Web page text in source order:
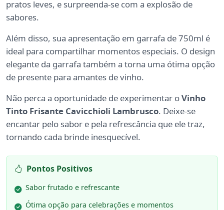
pratos leves, e surpreenda-se com a explosão de
sabores.
Além disso, sua apresentação em garrafa de 750ml é
ideal para compartilhar momentos especiais. O design
elegante da garrafa também a torna uma ótima opção
de presente para amantes de vinho.
Não perca a oportunidade de experimentar oVinho
Tinto Frisante Cavicchioli Lambrusco. Deixe-se
encantar pelo sabor e pela refrescância que ele traz,
tornando cada brinde inesquecível.
Pontos Positivos
Sabor frutado e refrescante
Ótima opção para celebrações e momentos